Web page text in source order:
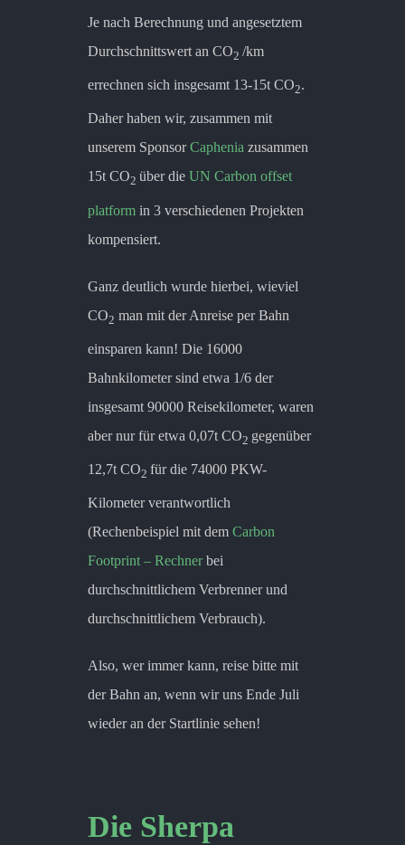
Je nach Berechnung und angesetztem
Durchschnittswert an CO2/km
errechnen sich insgesamt 13-15t CO2.
Daher haben wir, zusammen mit
unserem SponsorCaphenia zusammen
15t CO2 über dieUN Carbon offset
platform in 3 verschiedenen Projekten
kompensiert.
Ganz deutlich wurde hierbei, wieviel
CO2 man mit der Anreise per Bahn
einsparen kann! Die 16000
Bahnkilometer sind etwa 1/6 der
insgesamt 90000 Reisekilometer, waren
aber nur für etwa 0,07t CO2gegenüber
12,7t CO2 für die 74000 PKW-
Kilometer verantwortlich
(Rechenbeispiel mit demCarbon
Footprint – Rechnerbei
durchschnittlichem Verbrenner und
durchschnittlichem Verbrauch).
Also, wer immer kann, reise bitte mit
der Bahn an, wenn wir uns Ende Juli
wieder an der Startlinie sehen!
Die Sherpa